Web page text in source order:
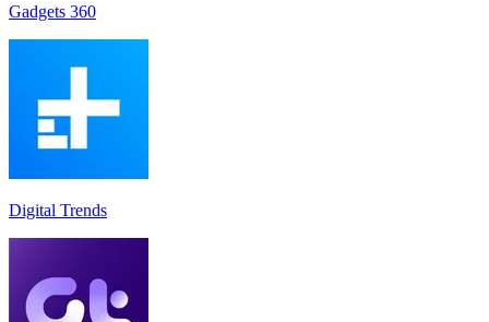
Gadgets 360
Digital Trends